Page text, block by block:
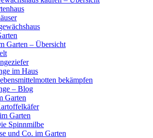
Garten – Übersicht
im Haus
bekämpfen
– Blog
Garten
Garten
Spinnmilbe
und Co. im Garten